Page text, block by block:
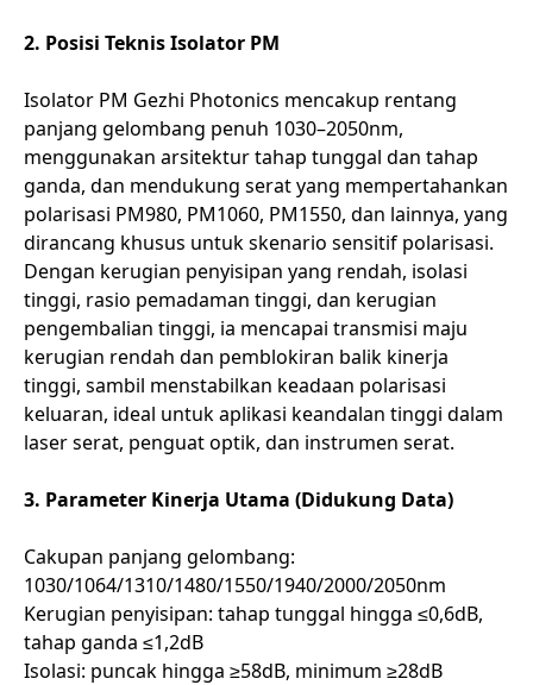
2. Posisi Teknis Isolator PM
Isolator PM Gezhi Photonics mencakup rentang
panjang gelombang penuh 1030–2050nm,
menggunakan arsitektur tahap tunggal dan tahap
ganda, dan mendukung serat yang mempertahankan
polarisasi PM980, PM1060, PM1550, dan lainnya, yang
dirancang khusus untuk skenario sensitif polarisasi.
Dengan kerugian penyisipan yang rendah, isolasi
tinggi, rasio pemadaman tinggi, dan kerugian
pengembalian tinggi, ia mencapai transmisi maju
kerugian rendah dan pemblokiran balik kinerja
tinggi, sambil menstabilkan keadaan polarisasi
keluaran, ideal untuk aplikasi keandalan tinggi dalam
laser serat, penguat optik, dan instrumen serat.
3. Parameter Kinerja Utama (Didukung Data)
Cakupan panjang gelombang:
1030/1064/1310/1480/1550/1940/2000/2050nm
Kerugian penyisipan: tahap tunggal hingga ≤0,6dB,
tahap ganda ≤1,2dB
Isolasi: puncak hingga ≥58dB, minimum ≥28dB